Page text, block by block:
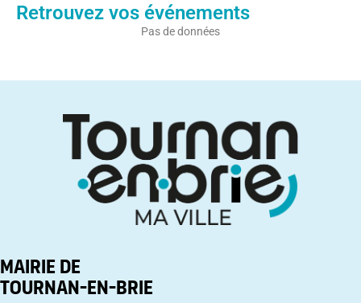
Retrouvez vos événements
Pas de données
Mairie de
Tournan-en-Brie